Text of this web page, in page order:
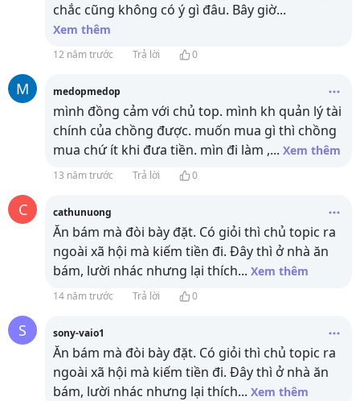
chắc cũng không có ý gì đâu. Bây giờ...
Xem thêm
12 năm trước Trả lời 0
M medopmedop
mình đồng cảm với chủ top. mình kh quản lý tài
chính của chồng được. muốn mua gì thì chồng
mua chứ ít khi đưa tiền. mìn đi làm ,... Xem thêm
13 năm trước Trả lời 0
C cathunuong
Ăn bám mà đòi bày đặt. Có giỏi thì chủ topic ra
ngoài xã hội mà kiếm tiền đi. Đây thì ở nhà ăn
bám, lười nhác nhưng lại thích... Xem thêm
14 năm trước Trả lời 0
S sony-vaio1
Ăn bám mà đòi bày đặt. Có giỏi thì chủ topic ra
ngoài xã hội mà kiếm tiền đi. Đây thì ở nhà ăn
bám, lười nhác nhưng lại thích... Xem thêm